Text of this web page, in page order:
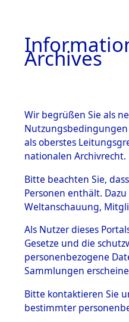
BESTÄNDE
1.
Inhaftierungsdoku
mente
1.2.9 Beim ITS
Effekten
1.2.9.1
Effekten aus
dem KZ
Dachau
1.2.9.2
Effekten aus
dem KZ
Archives
Wir begrüßen Sie als
Nutzungsbedingungen
als oberstes
nationalen Archivrecht.
Bitte beachten Sie,
Personen enthält.
Weltanschauung,
Als Nutzer dieses
Gesetze und die
personenbezogene
Sammlungen
Bitte kontaktieren Sie
bestimmter